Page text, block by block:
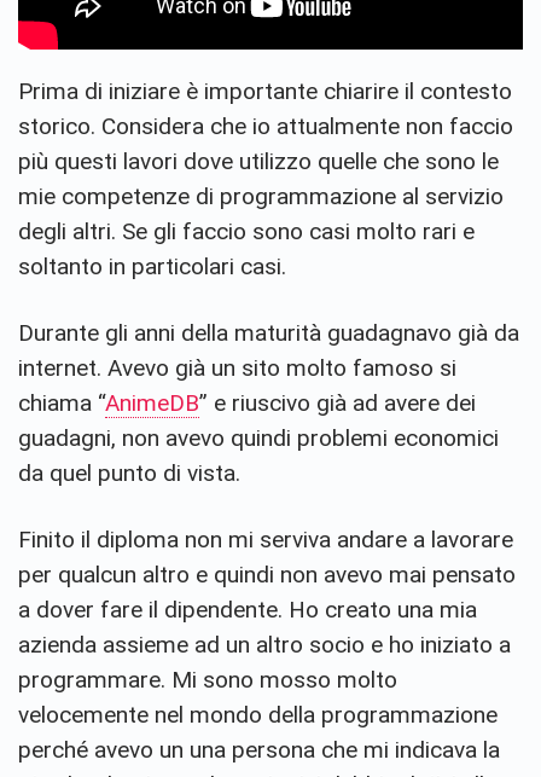
Prima di iniziare è importante chiarire il contesto
storico. Considera che io attualmente non faccio
più questi lavori dove utilizzo quelle che sono le
mie competenze di programmazione al servizio
degli altri. Se gli faccio sono casi molto rari e
soltanto in particolari casi.
Durante gli anni della maturità guadagnavo già da
internet. Avevo già un sito molto famoso si
chiama “AnimeDB” e riuscivo già ad avere dei
guadagni, non avevo quindi problemi economici
da quel punto di vista.
Finito il diploma non mi serviva andare a lavorare
per qualcun altro e quindi non avevo mai pensato
a dover fare il dipendente. Ho creato una mia
azienda assieme ad un altro socio e ho iniziato a
programmare. Mi sono mosso molto
velocemente nel mondo della programmazione
perché avevo un una persona che mi indicava la